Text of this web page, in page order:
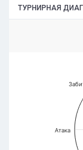
ТУРНИРНАЯ
Атака